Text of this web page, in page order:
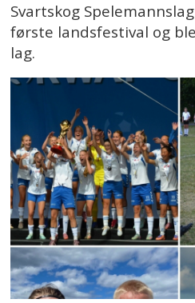
Svartskog
første landsfestival og
lag.